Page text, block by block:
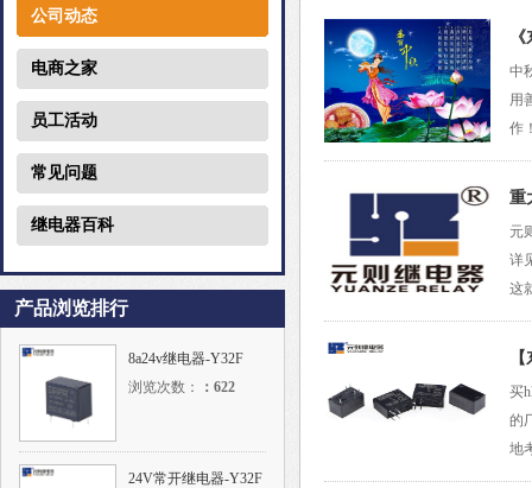
公司动态
电商之家
员工活动
常见问题
继电器百科
产品浏览排行
8a24v继电器-Y32F
浏览次数：
： 622
24V常开继电器-Y32F
中
用
作
重
元
详
这
买
的
地